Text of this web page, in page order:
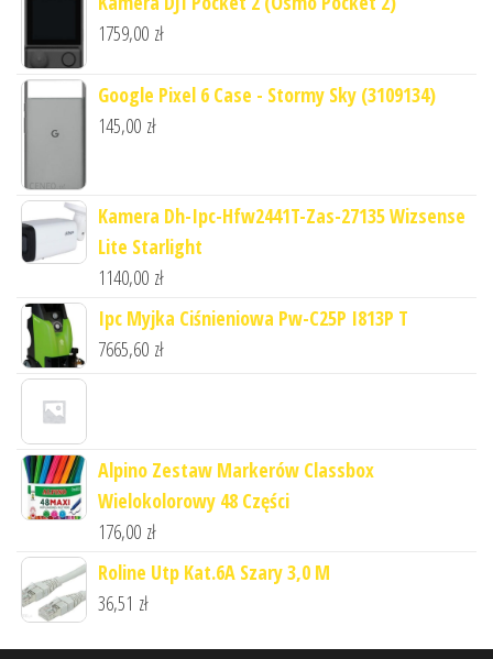
1759,00 zł
Google Pixel 6 Case - Stormy Sky (3109134)
145,00 zł
Kamera Dh-Ipc-Hfw2441T-Zas-27135 Wizsense
Lite Starlight
1140,00 zł
Ipc Myjka Ciśnieniowa Pw-C25P I813P T
7665,60 zł
Alpino Zestaw Markerów Classbox
Wielokolorowy 48 Części
176,00 zł
Roline Utp Kat.6A Szary 3,0 M
36,51 zł